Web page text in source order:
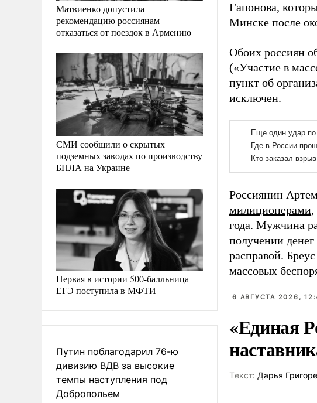
Матвиенко допустила
рекомендацию россиянам
отказаться от поездок в Армению
СМИ сообщили о скрытых
подземных заводах по производству
БПЛА на Украине
Первая в истории 500-балльница
ЕГЭ поступила в МФТИ
Путин поблагодарил 76-ю
дивизию ВДВ за высокие
темпы наступления под
Добропольем
Гапонова,
Минске после
Обоих россиян
(«Участие в
пункт об
исключен.
Россиянин
милиционерами,
года. Мужчина
получении
расправой.
массовых
6 АВГУСТА 2026,
«Единая
Tекст: Дарья